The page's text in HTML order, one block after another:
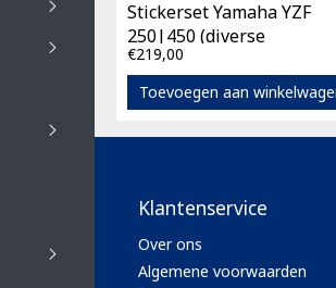
Primal / Split / Hustle accessoires
Recoil lenses
Recoil accessoires
Buzz kid lenses & accessoires
Venom 3200 / Atzaki 3201 lenses
Venom 3200 / Atzaki 3201
accessoires
Vista 3303 lenses
Stickerset Yamaha YZF
250|450 (diverse
bouwjaren)
€219,00
Toevoegen aan
Klantenservice
Over ons
Algemene voorwaarden